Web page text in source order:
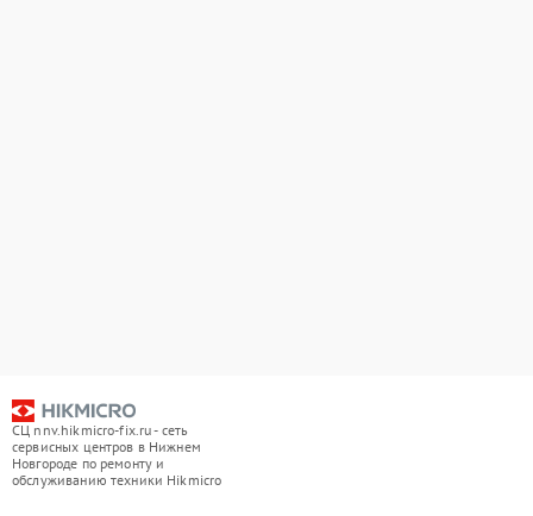
СЦ nnv.hikmicro-fix.ru - сеть
сервисных центров в Нижнем
Новгороде по ремонту и
обслуживанию техники Hikmicro